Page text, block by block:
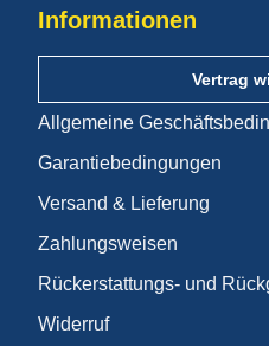
Informationen
Vertrag
Allgemeine
Garantiebedingungen
Versand & Lieferung
Zahlungsweisen
Rückerstattungs- und
Widerruf